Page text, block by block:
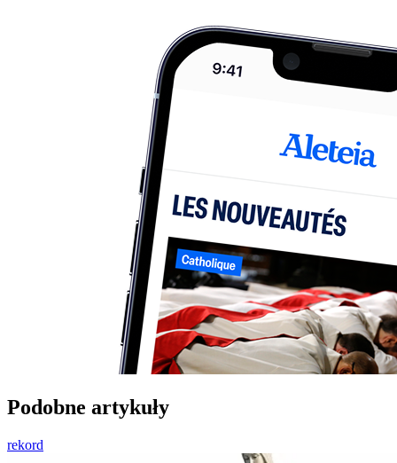
Podobne artykuły
rekord